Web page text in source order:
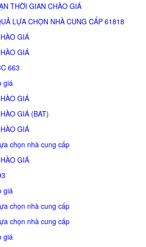
THỜI GIAN CHÀO GIÁ
LỰA CHỌN NHÀ CUNG CẤP 61818
GIÁ
GIÁ
663
giá
GIÁ
GIÁ (BAT)
GIÁ
chọn nhà cung cấp
GIÁ
giá
chọn nhà cung cấp
chọn nhà cung cấp
giá